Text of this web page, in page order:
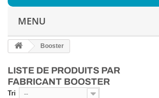
MENU
Booster
LISTE DE PRODUITS PAR
FABRICANT BOOSTER
Tri --